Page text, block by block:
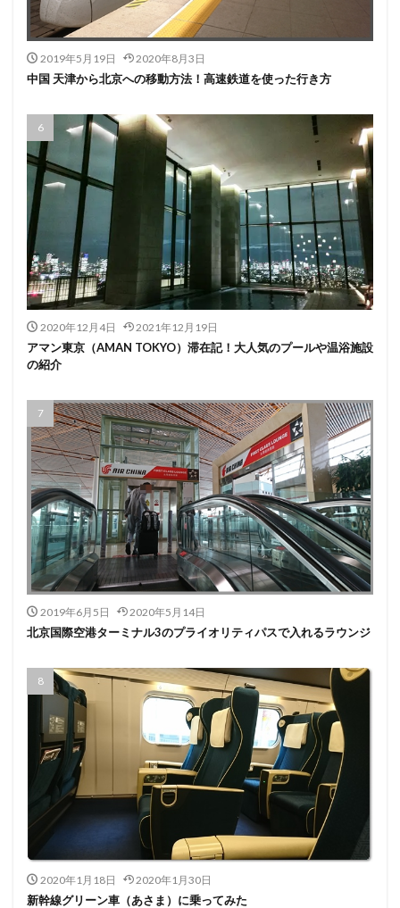
2019年5月19日 2020年8月3日
中国 天津から北京への移動方法！高速鉄道を使った行き方
2020年12月4日 2021年12月19日
アマン東京（AMAN TOKYO）滞在記！大人気のプールや温浴施設
の紹介
2019年6月5日 2020年5月14日
北京国際空港ターミナル3のプライオリティパスで入れるラウンジ
2020年1月18日 2020年1月30日
新幹線グリーン車（あさま）に乗ってみた